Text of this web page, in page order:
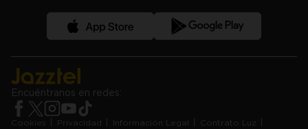
App de Jazztel LUZ y GAS
Encuéntranos en redes:
Cookies Privacidad Información Legal
Contrato Luz